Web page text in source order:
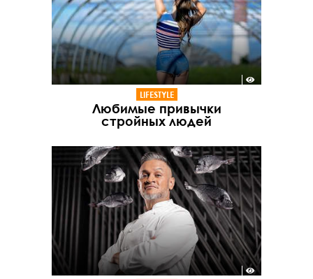
LIFESTYLE
Любимые привычки
стройных людей